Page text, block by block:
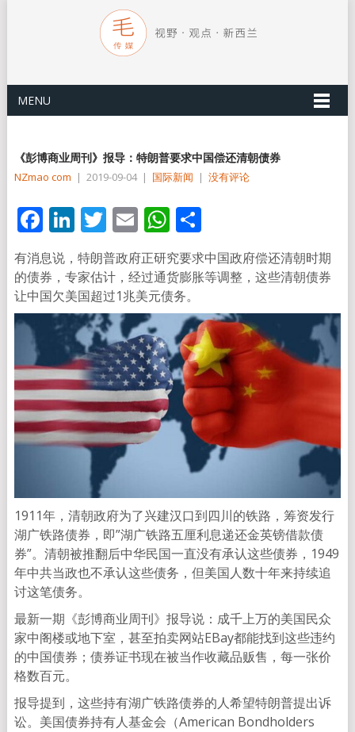
MENU
《彭博商业周刊》报导：特朗普要求中国偿还清朝债券
NZmao com | 2019-09-04 | 国际新闻 | 没有评论
Facebook
LinkedIn
Twitter
EmailWhatsApp
分
享
有消息说，特朗普政府正研究要求中国政府偿还清朝时期
的债券，专家估计，经过通货膨胀等调整，这些清朝债券
让中国欠美国超过1兆美元债务。
1911年，清朝政府为了兴建汉口到四川的铁路，筹资发行
湖广铁路债券，即”湖广铁路五厘利息递还金英镑借款债
券”。清朝被推翻后中华民国一直没有承认这些债券，1949
年中共当政也不承认这些债务，但美国人数十年来持续追
讨这笔债务。
最新一期《彭博商业周刊》报导说：成千上万的美国民众
家中阁楼或地下室，甚至拍卖网站EBay都能找到这些违约
的中国债券；债券证书现在被当作收藏品贩售，每一张价
格数百元。
报导提到，这些持有湖广铁路债券的人希望特朗普提出诉
讼。美国债券持有人基金会（American Bondholders